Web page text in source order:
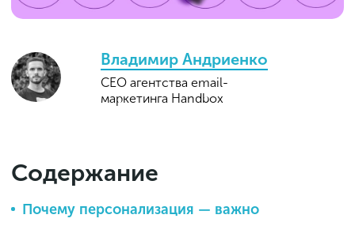
Владимир Андриенко
CEO агентства email-
маркетинга Handbox
Содержание
Почему персонализация — важно